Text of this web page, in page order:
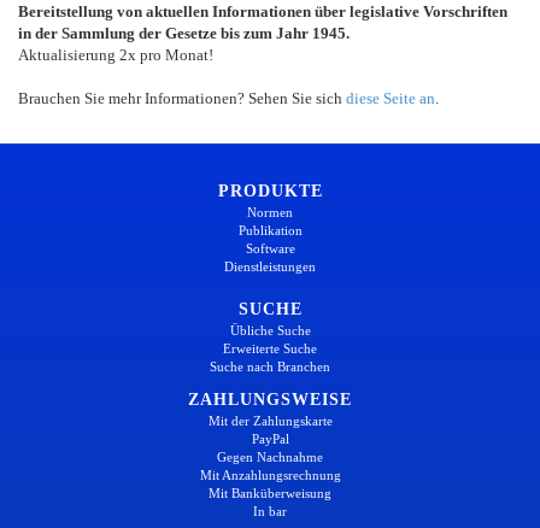
Bereitstellung von aktuellen Informationen über legislative Vorschriften
in der Sammlung der Gesetze bis zum Jahr 1945.
Aktualisierung 2x pro Monat!
Brauchen Sie mehr Informationen? Sehen Sie sich diese Seite an
PRODUKTE
Normen
Publikation
Software
Dienstleistungen
SUCHE
Übliche Suche
Erweiterte Suche
Suche nach Branchen
ZAHLUNGSWEISE
Mit der Zahlungskarte
PayPal
Gegen Nachnahme
Mit Anzahlungsrechnung
Mit Banküberweisung
In bar